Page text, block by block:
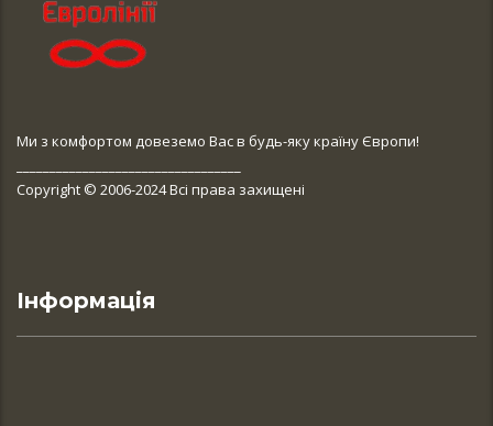
Ми з комфортом довеземо Вас в будь-яку країну Європи!
Copyright © 2006-2024 Всі права захищені
Інформація